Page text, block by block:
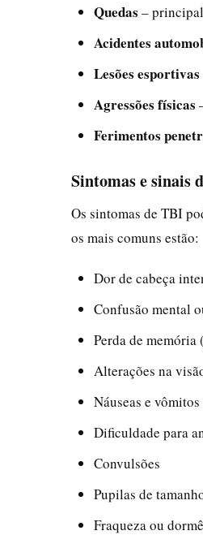
Quedas –
Acidentes
Lesões esportivas
Agressões físicas
Ferimentos
Sintomas e sinais
Os sintomas de TBI
os mais comuns estão:
Dor de cabeça
Confusão mental
Perda de memória
Alterações na
Náuseas e
Dificuldade para
Convulsões
Pupilas de
Fraqueza ou